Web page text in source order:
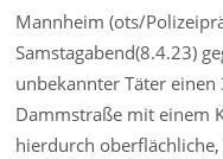
Mannheim (ots/
Samstagabend(8.4.23)
unbekannter Täter
Dammstraße mit einem
hierdurch